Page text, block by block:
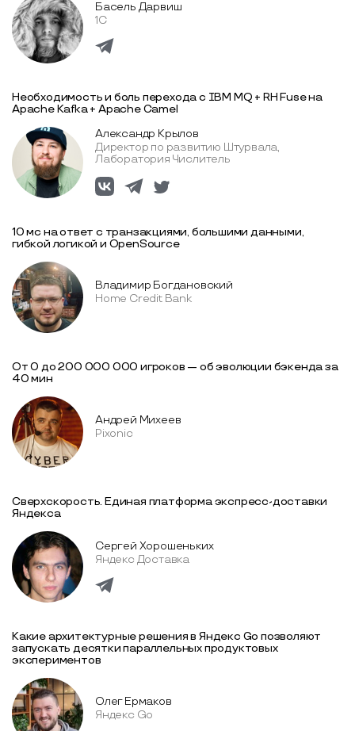
Басель Дарвиш
1С
Необходимость и боль перехода с IBM MQ + RH Fuse на
Apache Kafka + Apache Camel
Александр Крылов
Директор по развитию Штурвала,
Лаборатория Числитель
10 мс на ответ с транзакциями, большими данными,
гибкой логикой и OpenSource
Владимир Богдановский
Home Credit Bank
От 0 до 200 000 000 игроков — об эволюции бэкенда за
40 мин
Андрей Михеев
Pixonic
Сверхскорость. Единая платформа экспресс-доставки
Яндекса
Сергей Хорошеньких
Яндекс Доставка
Какие архитектурные решения в Яндекс Go позволяют
запускать десятки параллельных продуктовых
экспериментов
Олег Ермаков
Яндекс Go